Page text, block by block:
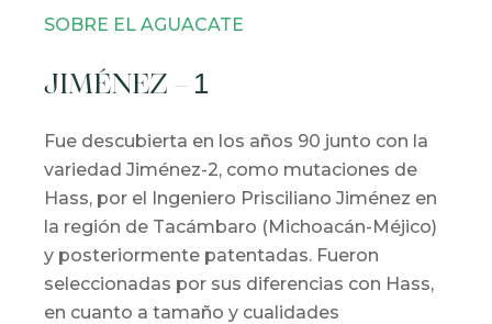
SOBRE EL AGUACATE
JIMÉNEZ – 1
Fue descubierta en los años 90 junto con la
variedad Jiménez-2, como mutaciones de
Hass, por el Ingeniero Prisciliano Jiménez en
la región de Tacámbaro (Michoacán-Méjico)
y posteriormente patentadas. Fueron
seleccionadas por sus diferencias con Hass,
en cuanto a tamaño y cualidades